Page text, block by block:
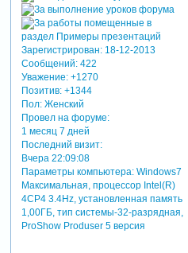
Зарегистрирован: 18-12-2013
Сообщений:422
Уважение: +1270
Позитив: +1344
Пол:Женский
Провел на форуме:
1 месяц 7 дней
Последний визит:
Вчера 22:09:08
Параметры компьютера:Windows7
Максимальная, процессор Intel(R)
4CP4 3.4Hz, установленная память
1,00ГБ, тип системы-32-разрядная,
ProShow Produser 5 версия